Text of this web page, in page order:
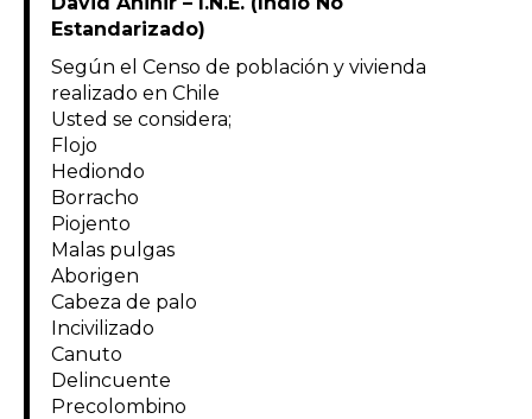
Estandarizado)
Según el Censo de población y vivienda
realizado en Chile
Usted se considera;
Flojo
Hediondo
Borracho
Piojento
Malas pulgas
Aborigen
Cabeza de palo
Incivilizado
Canuto
Delincuente
Precolombino